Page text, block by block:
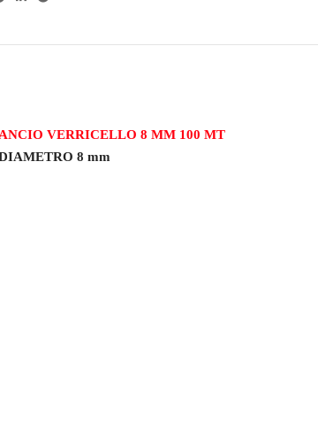
VERRICELLO 8 MM 100 MT
8 mm